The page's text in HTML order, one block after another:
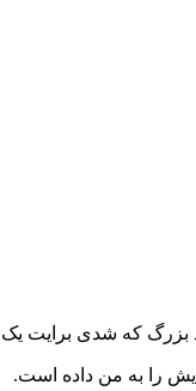
بزرگ که شدی برایت
را به من داده است.